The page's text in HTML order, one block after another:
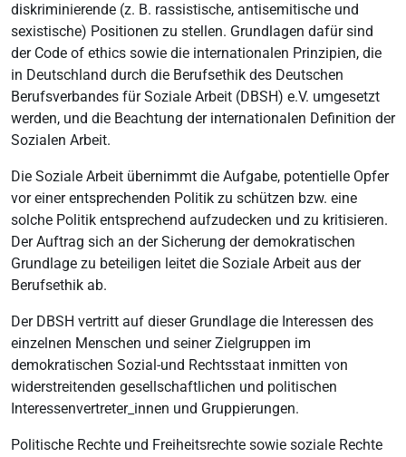
diskriminierende (z. B. rassistische, antisemitische und
sexistische) Positionen zu stellen. Grundlagen dafür sind
der Code of ethics sowie die internationalen Prinzipien, die
in Deutschland durch die Berufsethik des Deutschen
Berufsverbandes für Soziale Arbeit (DBSH) e.V. umgesetzt
werden, und die Beachtung der internationalen Definition der
Sozialen Arbeit.
Die Soziale Arbeit übernimmt die Aufgabe, potentielle Opfer
vor einer entsprechenden Politik zu schützen bzw. eine
solche Politik entsprechend aufzudecken und zu kritisieren.
Der Auftrag sich an der Sicherung der demokratischen
Grundlage zu beteiligen leitet die Soziale Arbeit aus der
Berufsethik ab.
Der DBSH vertritt auf dieser Grundlage die Interessen des
einzelnen Menschen und seiner Zielgruppen im
demokratischen Sozial-und Rechtsstaat inmitten von
widerstreitenden gesellschaftlichen und politischen
Interessenvertreter_innen und Gruppierungen.
Politische Rechte und Freiheitsrechte sowie soziale Rechte